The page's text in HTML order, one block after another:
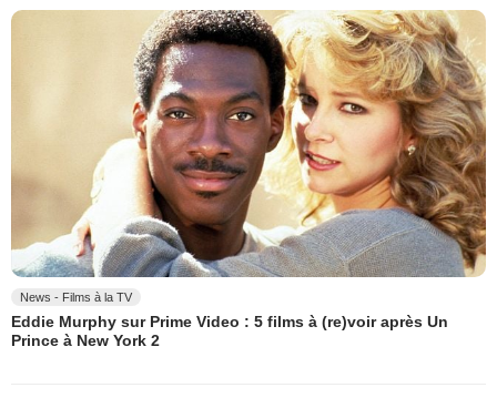
News - Films à la TV
Eddie Murphy sur Prime Video : 5 films à (re)voir après Un
Prince à New York 2